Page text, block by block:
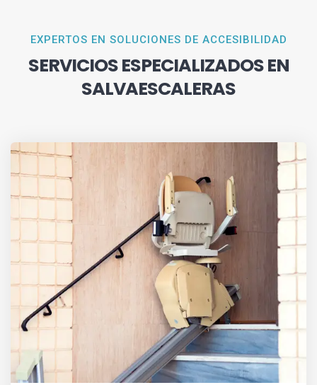
EXPERTOS EN SOLUCIONES DE ACCESIBILIDAD
SERVICIOS ESPECIALIZADOS EN
SALVAESCALERAS